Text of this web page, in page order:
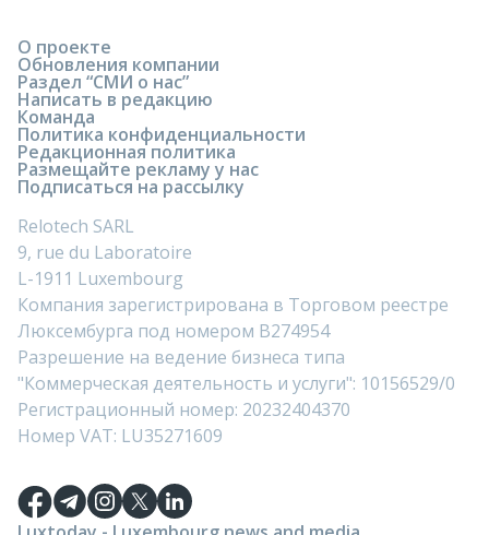
О проекте
Обновления компании
Раздел “СМИ о нас”
Написать в редакцию
Команда
Политика конфиденциальности
Редакционная политика
Размещайте рекламу у нас
Подписаться на рассылку
Relotech SARL
9, rue du Laboratoire
L-1911 Luxembourg
Компания зарегистрирована в Торговом реестре
Люксембурга под номером B274954
Разрешение на ведение бизнеса типа
"Коммерческая деятельность и услуги": 10156529/0
Регистрационный номер: 20232404370
Номер VAT: LU35271609